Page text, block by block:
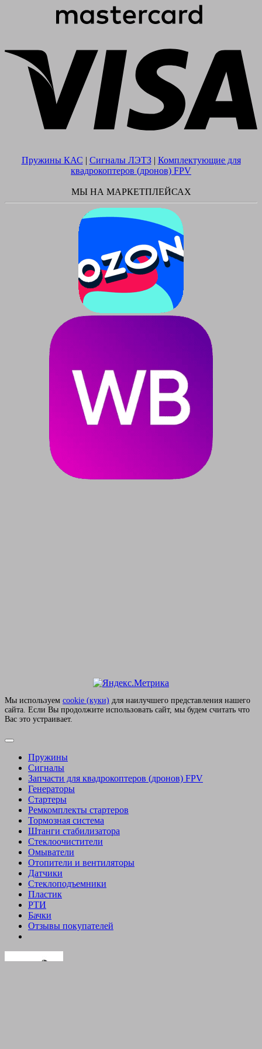
Пружины КАС | Сигналы ЛЭТЗ| Комплектующие для
квадрокоптеров (дронов) FPV
МЫ НА МАРКЕТПЛЕЙСАХ
Мы используем сookie (куки) для наилучшего представления нашего
сайта. Если Вы продолжите использовать сайт, мы будем считать что
Вас это устраивает.
Пружины
Сигналы
Запчасти для квадрокоптеров (дронов) FPV
Генераторы
Стартеры
Ремкомплекты стартеров
Тормозная система
Штанги стабилизатора
Стеклоочистители
Омыватели
Отопители и вентиляторы
Датчики
Стеклоподъемники
Пластик
РТИ
Бачки
Отзывы покупателей